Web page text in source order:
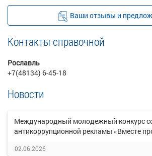
Ваши отзывы и
Контакты справочной
Рославль
+7(48134) 6-45-18
Новости
Международный молодежный конкурс
антикоррупционной рекламы «Вместе
02.06.2026